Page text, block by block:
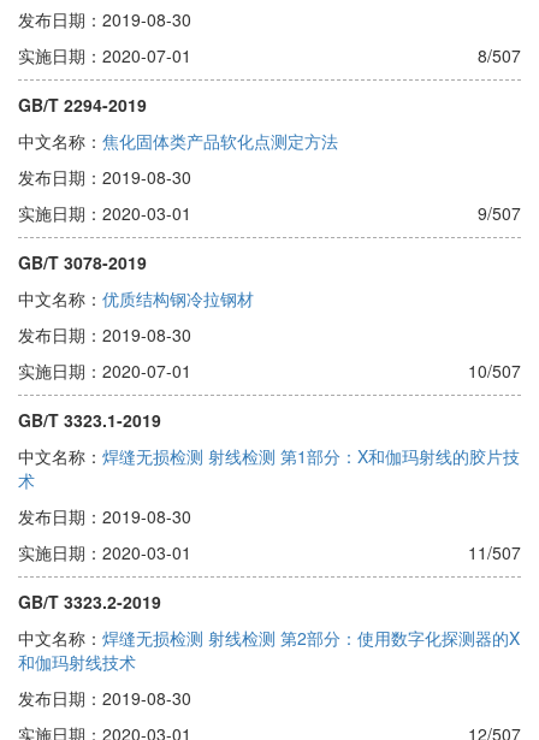
发布日期：2019-08-30
实施日期：2020-07-01
8/507
GB/T 2294-2019
中文名称： 焦化固体类产品软化点测定方法
发布日期：2019-08-30
实施日期：2020-03-01
9/507
GB/T 3078-2019
中文名称： 优质结构钢冷拉钢材
发布日期：2019-08-30
实施日期：2020-07-01
10/507
GB/T 3323.1-2019
中文名称： 焊缝无损检测 射线检测 第1部分：X和伽玛射线的胶片技
术
发布日期：2019-08-30
实施日期：2020-03-01
11/507
GB/T 3323.2-2019
中文名称： 焊缝无损检测 射线检测 第2部分：使用数字化探测器的X
和伽玛射线技术
发布日期：2019-08-30
实施日期：2020-03-01
12/507